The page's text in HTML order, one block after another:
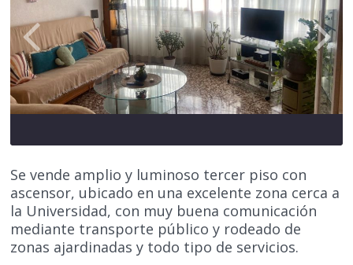
Se vende amplio y luminoso tercer piso con
ascensor, ubicado en una excelente zona cerca a
la Universidad, con muy buena comunicación
mediante transporte público y rodeado de
zonas ajardinadas y todo tipo de servicios.